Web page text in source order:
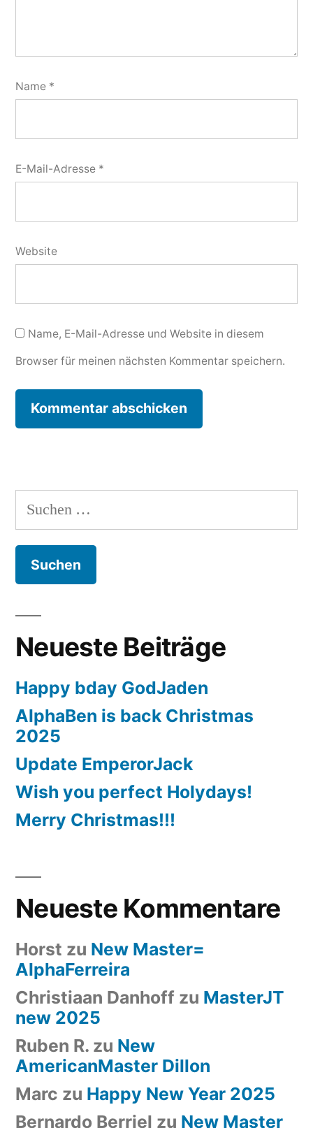
Name *
E-Mail-Adresse *
Website
Name, E-Mail-Adresse und Website in diesem
Browser für meinen nächsten Kommentar speichern.
Suchen
nach:
Neueste Beiträge
Happy bday GodJaden
AlphaBen is back Christmas
2025
Update EmperorJack
Wish you perfect Holydays!
Merry Christmas!!!
Neueste Kommentare
Horst zu New Master=
AlphaFerreira
Christiaan Danhoff zu MasterJT
new 2025
Ruben R. zu New
AmericanMaster Dillon
Marc zu Happy New Year 2025
Bernardo Berriel zu New Master